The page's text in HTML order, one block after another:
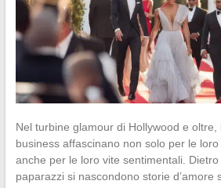
Nel turbine glamour di Hollywood e oltre,
business affascinano non solo per le
anche per le loro vite sentimentali.
paparazzi si nascondono storie d’amore